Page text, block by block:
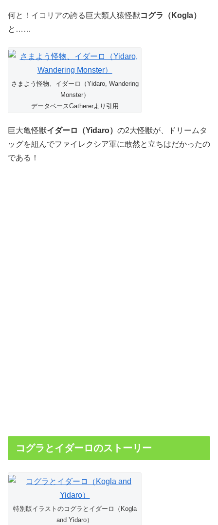
何と！イコリアの誇る巨大類人猿怪獣コグラ（Kogla）
と……
さまよう怪物、イダーロ（Yidaro, Wandering
Monster）
データベースGathererより引用
巨大亀怪獣イダーロ（Yidaro） の2大怪獣が、ドリームタ
ッグを組んでファイレクシア軍に敢然と立ちはだかったの
である！
コグラとイダーロのストーリー
特別版イラストのコグラとイダーロ（Kogla
and Yidaro）